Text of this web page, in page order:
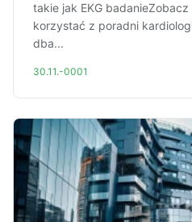
takie jak EKG
korzystać z poradni
dba...
30.11.-0001